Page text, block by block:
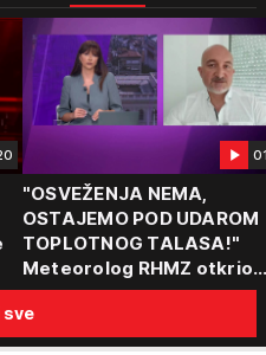
"OSVEŽENJA NEMA,
OSTAJEMO POD UDAROM
TOPLOTNOG TALASA!"
Meteorolog RHMZ otkrio
kakvo vreme nas čeka do
kraja avgusta
sve